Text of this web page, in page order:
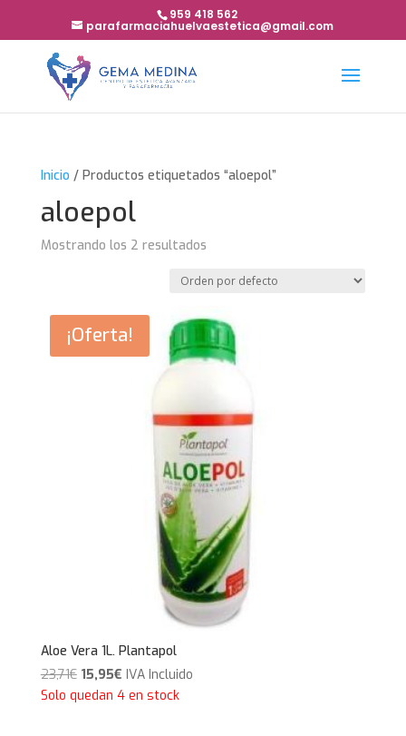
959 418 562
parafarmaciahuelvaestetica@gmail.com
Inicio / Productos etiquetados “aloepol”
aloepol
Mostrando los 2 resultados
¡Oferta!
Aloe Vera 1L. Plantapol
23,71€ El
precio
15,95€El
precio
IVA Incluido
Solo quedan 4 en stock